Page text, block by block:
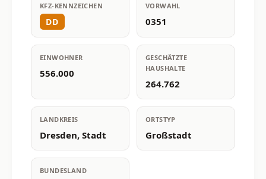
KFZ-KENNZEICHEN
DD
VORWAHL
0351
EINWOHNER
556.000
GESCHÄTZTE
HAUSHALTE
264.762
LANDKREIS
Dresden, Stadt
ORTSTYP
Großstadt
BUNDESLAND